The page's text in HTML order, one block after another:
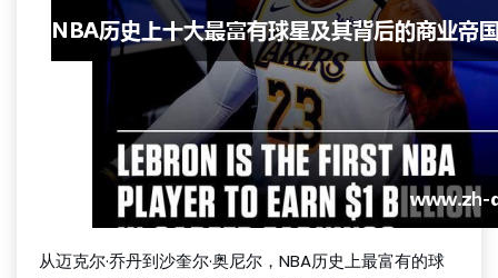
从迈克尔·乔丹到沙奎尔·奥尼尔，NBA历史上最富有的球